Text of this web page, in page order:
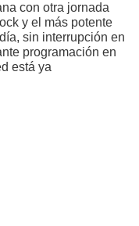
con otra jornada
y el más potente
sin interrupción en
programación en
está ya